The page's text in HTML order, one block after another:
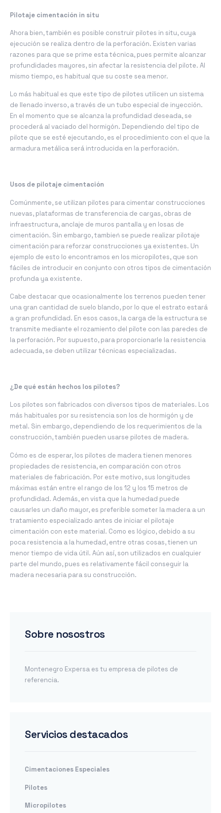
Pilotaje cimentación in situ
Ahora bien, también es posible construir pilotes in situ, cuya
ejecución se realiza dentro de la perforación. Existen varias
razones para que se prime esta técnica, pues permite alcanzar
profundidades mayores, sin afectar la resistencia del pilote. Al
mismo tiempo, es habitual que su coste sea menor.
Lo más habitual es que este tipo de pilotes utilicen un sistema
de llenado inverso, a través de un tubo especial de inyección.
En el momento que se alcanza la profundidad deseada, se
procederá al vaciado del hormigón. Dependiendo del tipo de
pilote que se esté ejecutando, es el procedimiento con el que la
armadura metálica será introducida en la perforación.
Usos de pilotaje cimentación
Comúnmente, se utilizan pilotes para cimentar construcciones
nuevas, plataformas de transferencia de cargas, obras de
infraestructura, anclaje de muros pantalla y en losas de
cimentación. Sin embargo, tambień se puede realizar pilotaje
cimentación para reforzar construcciones ya existentes. Un
ejemplo de esto lo encontramos en los micropilotes, que son
fáciles de introducir en conjunto con otros tipos de cimentación
profunda ya existente.
Cabe destacar que ocasionalmente los terrenos pueden tener
una gran cantidad de suelo blando, por lo que el estrato estará
a gran profundidad. En esos casos, la carga de la estructura se
transmite mediante el rozamiento del pilote con las paredes de
la perforación. Por supuesto, para proporcionarle la resistencia
adecuada, se deben utilizar técnicas especializadas.
¿De qué están hechos los pilotes?
Los pilotes son fabricados con diversos tipos de materiales. Los
más habituales por su resistencia son los de hormigón y de
metal. Sin embargo, dependiendo de los requerimientos de la
construcción, también pueden usarse pilotes de madera.
Cómo es de esperar, los pilotes de madera tienen menores
propiedades de resistencia, en comparación con otros
materiales de fabricación. Por este motivo, sus longitudes
máximas están entre el rango de los 12 y los 15 metros de
profundidad. Además, en vista que la humedad puede
causarles un daño mayor, es preferible someter la madera a un
tratamiento especializado antes de iniciar el pilotaje
cimentación con este material. Como es lógico, debido a su
poca resistencia a la humedad, entre otras cosas, tienen un
menor tiempo de vida útil. Aún así, son utilizados en cualquier
parte del mundo, pues es relativamente fácil conseguir la
madera necesaria para su construcción.
Sobre nosostros
Montenegro Expersa es tu empresa de pilotes de
referencia.
Servicios destacados
Cimentaciones Especiales
Pilotes
Micropilotes